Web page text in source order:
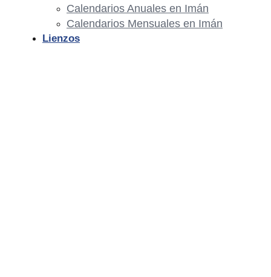
Calendarios Anuales en Imán
Calendarios Mensuales en Imán
Lienzos